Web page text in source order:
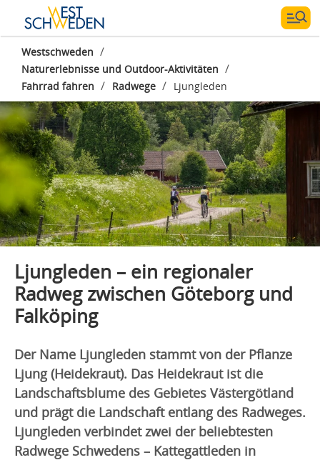
Westschweden /
Naturerlebnisse und Outdoor-Aktivitäten /
Fahrrad fahren / Radwege / Ljungleden
Fotograf: AmplifyPhoto- Markus Holm
Ljungleden – ein regionaler
Radweg zwischen Göteborg und
Falköping
Der Name Ljungleden stammt von der Pflanze
Ljung (Heidekraut). Das Heidekraut ist die
Landschaftsblume des Gebietes Västergötland
und prägt die Landschaft entlang des Radweges.
Ljungleden verbindet zwei der beliebtesten
Radwege Schwedens – Kattegattleden in